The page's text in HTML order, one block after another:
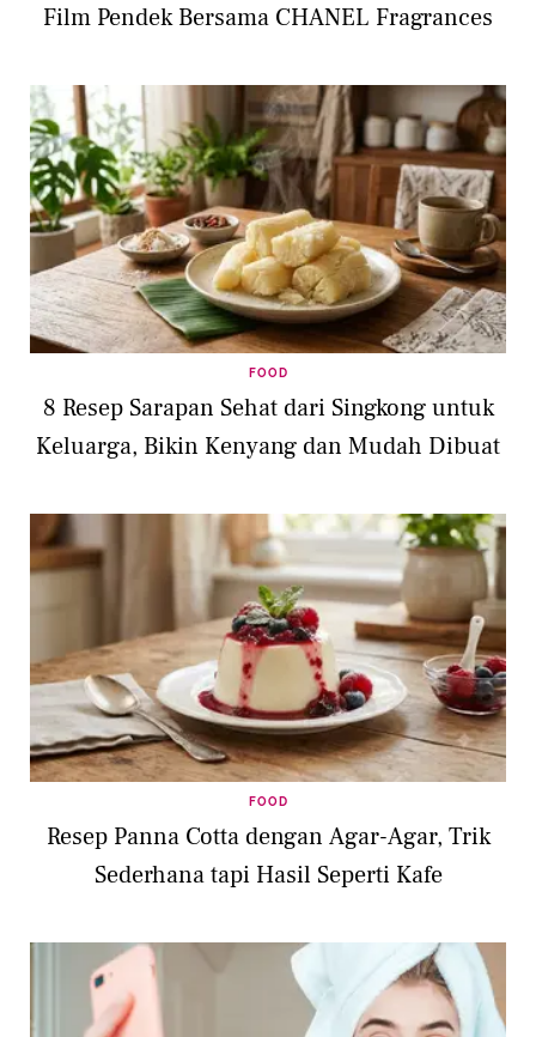
Film Pendek Bersama CHANEL Fragrances
FOOD
8 Resep Sarapan Sehat dari Singkong untuk
Keluarga, Bikin Kenyang dan Mudah Dibuat
FOOD
Resep Panna Cotta dengan Agar-Agar, Trik
Sederhana tapi Hasil Seperti Kafe